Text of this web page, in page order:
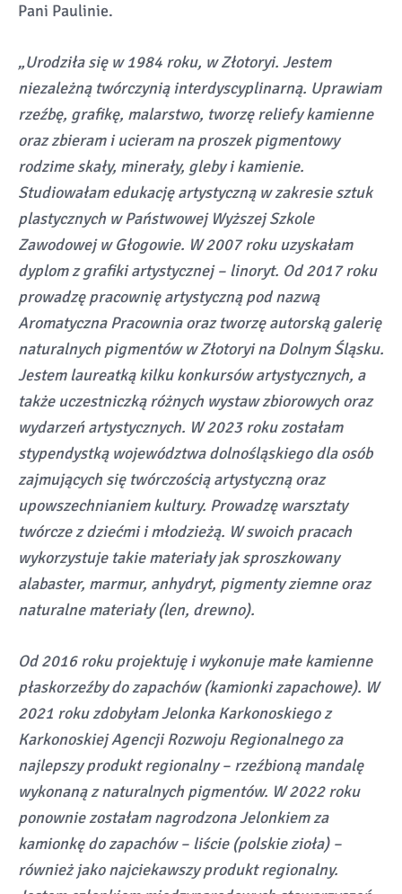
Pani Paulinie.
„Urodziła się w 1984 roku, w Złotoryi. Jestem
niezależną twórczynią interdyscyplinarną. Uprawiam
rzeźbę, grafikę, malarstwo, tworzę reliefy kamienne
oraz zbieram i ucieram na proszek pigmentowy
rodzime skały, minerały, gleby i kamienie.
Studiowałam edukację artystyczną w zakresie sztuk
plastycznych w Państwowej Wyższej Szkole
Zawodowej w Głogowie. W 2007 roku uzyskałam
dyplom z grafiki artystycznej – linoryt. Od 2017 roku
prowadzę pracownię artystyczną pod nazwą
Aromatyczna Pracownia oraz tworzę autorską galerię
naturalnych pigmentów w Złotoryi na Dolnym Śląsku.
Jestem laureatką kilku konkursów artystycznych, a
także uczestniczką różnych wystaw zbiorowych oraz
wydarzeń artystycznych. W 2023 roku zostałam
stypendystką województwa dolnośląskiego dla osób
zajmujących się twórczością artystyczną oraz
upowszechnianiem kultury. Prowadzę warsztaty
twórcze z dziećmi i młodzieżą. W swoich pracach
wykorzystuje takie materiały jak sproszkowany
alabaster, marmur, anhydryt, pigmenty ziemne oraz
naturalne materiały (len, drewno).
Od 2016 roku projektuję i wykonuje małe kamienne
płaskorzeźby do zapachów (kamionki zapachowe). W
2021 roku zdobyłam Jelonka Karkonoskiego z
Karkonoskiej Agencji Rozwoju Regionalnego za
najlepszy produkt regionalny – rzeźbioną mandalę
wykonaną z naturalnych pigmentów. W 2022 roku
ponownie zostałam nagrodzona Jelonkiem za
kamionkę do zapachów – liście (polskie zioła) –
również jako najciekawszy produkt regionalny.